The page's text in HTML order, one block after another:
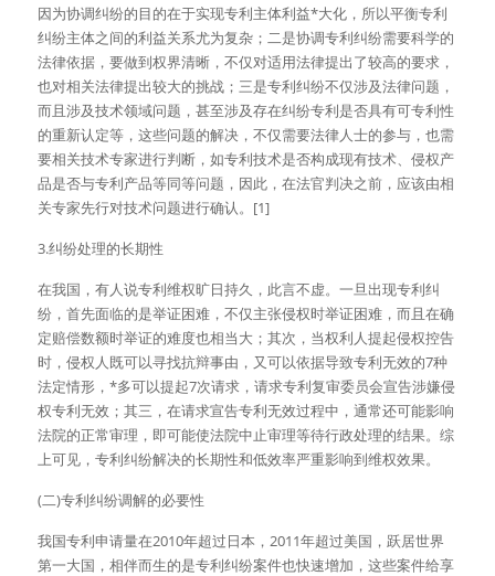
因为协调纠纷的目的在于实现专利主体利益*大化，所以平衡专利
纠纷主体之间的利益关系尤为复杂；二是协调专利纠纷需要科学的
法律依据，要做到权界清晰，不仅对适用法律提出了较高的要求，
也对相关法律提出较大的挑战；三是专利纠纷不仅涉及法律问题，
而且涉及技术领域问题，甚至涉及存在纠纷专利是否具有可专利性
的重新认定等，这些问题的解决，不仅需要法律人士的参与，也需
要相关技术专家进行判断，如专利技术是否构成现有技术、侵权产
品是否与专利产品等同等问题，因此，在法官判决之前，应该由相
关专家先行对技术问题进行确认。[1]
3.纠纷处理的长期性
在我国，有人说专利维权旷日持久，此言不虚。一旦出现专利纠
纷，首先面临的是举证困难，不仅主张侵权时举证困难，而且在确
定赔偿数额时举证的难度也相当大；其次，当权利人提起侵权控告
时，侵权人既可以寻找抗辩事由，又可以依据导致专利无效的7种
法定情形，*多可以提起7次请求，请求专利复审委员会宣告涉嫌侵
权专利无效；其三，在请求宣告专利无效过程中，通常还可能影响
法院的正常审理，即可能使法院中止审理等待行政处理的结果。综
上可见，专利纠纷解决的长期性和低效率严重影响到维权效果。
(二)专利纠纷调解的必要性
我国专利申请量在2010年超过日本，2011年超过美国，跃居世界
第一大国，相伴而生的是专利纠纷案件也快速增加，这些案件给享